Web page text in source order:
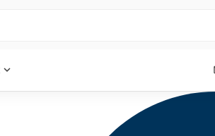
expand_more